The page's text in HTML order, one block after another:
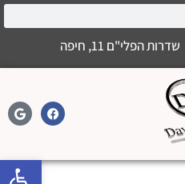
שדרות הפלי"ם 11, חיפה